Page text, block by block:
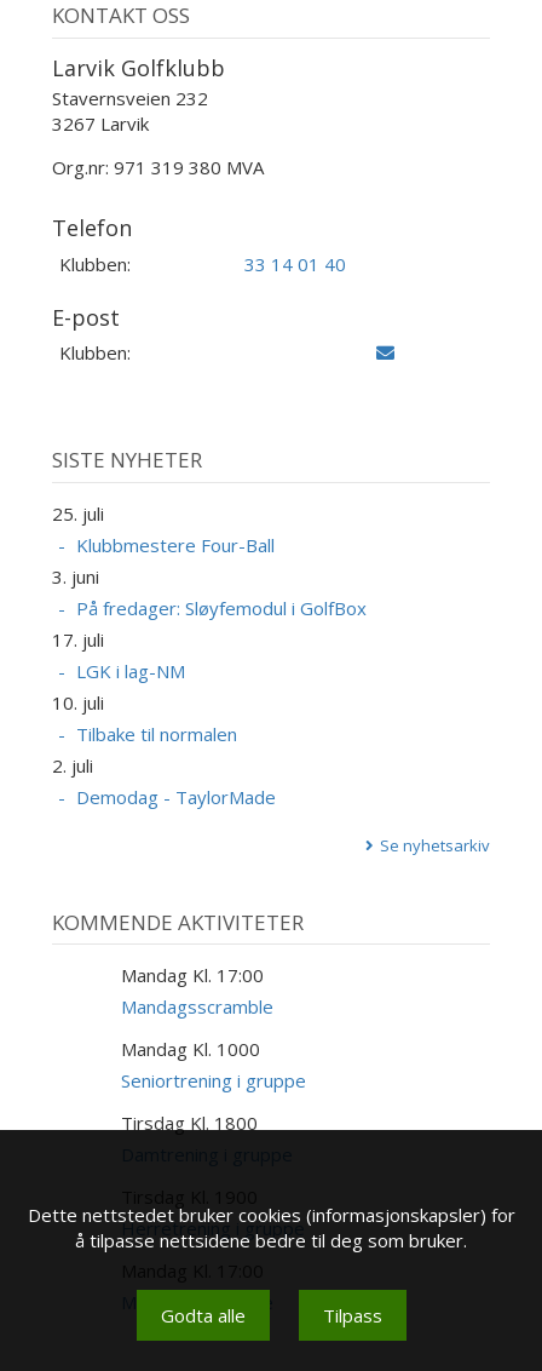
KONTAKT OSS
Larvik Golfklubb
Stavernsveien 232
3267 Larvik
Org.nr: 971 319 380 MVA
Telefon
Klubben: 33 14 01 40
E-post
Klubben:
SISTE NYHETER
25. juli
Klubbmestere Four-Ball
3. juni
På fredager: Sløyfemodul i GolfBox
17. juli
LGK i lag-NM
10. juli
Tilbake til normalen
2. juli
Demodag - TaylorMade
Se nyhetsarkiv
KOMMENDE AKTIVITETER
Mandag Kl. 17:00
Mandagsscramble
Mandag Kl. 1000
Seniortrening i gruppe
18
Tirsdag Kl. 1800
AUG
Herretrening i gruppe
Dette nettstedet bruker cookies (informasjonskapsler) for
å tilpasse nettsidene bedre til deg som bruker.
Godta alle Tilpass